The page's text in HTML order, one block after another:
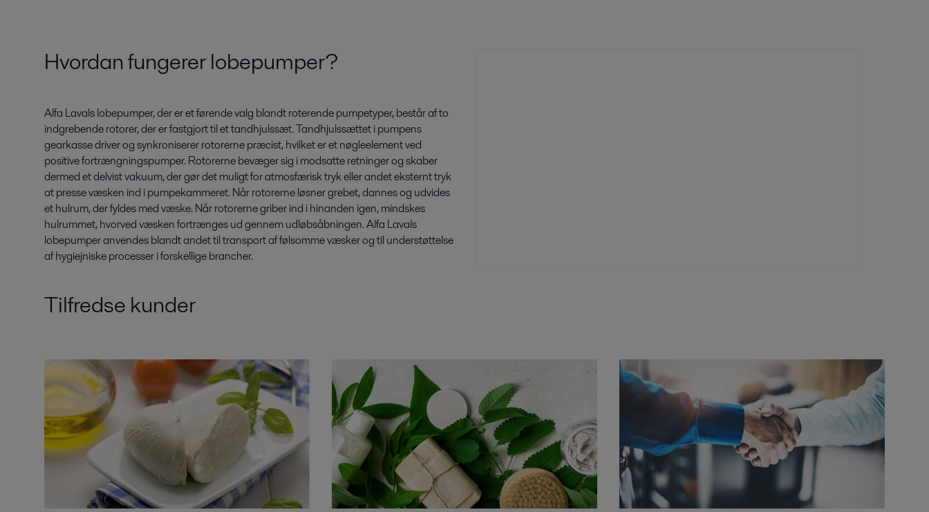
Hvordan fungerer lobepumper?
Alfa Lavals lobepumper, der er et førende valg blandt roterende pumpetyper, består af to
indgrebende rotorer, der er fastgjort til et tandhjulssæt. Tandhjulssættet i pumpens
gearkasse driver og synkroniserer rotorerne præcist, hvilket er et nøgleelement ved
positive fortrængningspumper. Rotorerne bevæger sig i modsatte retninger og skaber
dermed et delvist vakuum, der gør det muligt for atmosfærisk tryk eller andet eksternt tryk
at presse væsken ind i pumpekammeret. Når rotorerne løsner grebet, dannes og udvides
et hulrum, der fyldes med væske. Når rotorerne griber ind i hinanden igen, mindskes
hulrummet, hvorved væsken fortrænges ud gennem udløbsåbningen. Alfa Lavals
lobepumper anvendes blandt andet til transport af følsomme væsker og til understøttelse
af hygiejniske processer i forskellige brancher.
Tilfredse kunder